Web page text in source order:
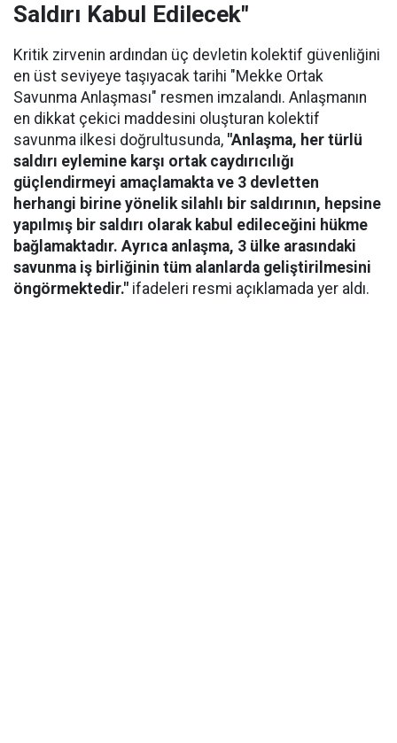
Saldırı Kabul Edilecek"
Kritik zirvenin ardından üç devletin kolektif güvenliğini
en üst seviyeye taşıyacak tarihi "Mekke Ortak
Savunma Anlaşması" resmen imzalandı. Anlaşmanın
en dikkat çekici maddesini oluşturan kolektif
savunma ilkesi doğrultusunda, "Anlaşma, her türlü
saldırı eylemine karşı ortak caydırıcılığı
güçlendirmeyi amaçlamakta ve 3 devletten
herhangi birine yönelik silahlı bir saldırının, hepsine
yapılmış bir saldırı olarak kabul edileceğini hükme
bağlamaktadır. Ayrıca anlaşma, 3 ülke arasındaki
savunma iş birliğinin tüm alanlarda geliştirilmesini
öngörmektedir." ifadeleri resmi açıklamada yer aldı.